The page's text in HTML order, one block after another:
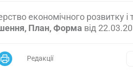
економічного розвитку і
План, Форма від
Редакції